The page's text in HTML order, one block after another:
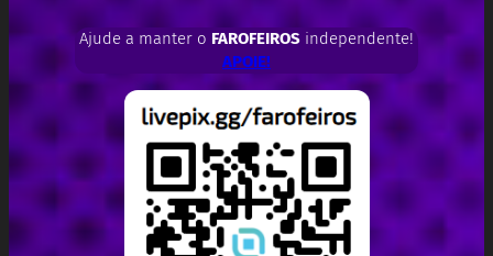
Ajude a manter o FAROFEIROSindependente!
APOIE!